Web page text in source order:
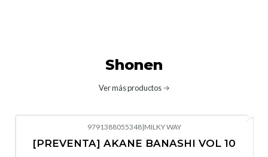
Shonen
Ver más productos
No disponible
9791388055348|MILKY WAY
[PREVENTA] AKANE BANASHI VOL 10